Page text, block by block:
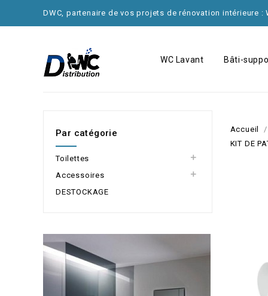
DWC, partenaire de vos projets de rénovation intérieure :
WC Lavant Bâti-
Par catégorie
Toilettes 
Accessoires 
DESTOCKAGE
Accueil
KIT DE